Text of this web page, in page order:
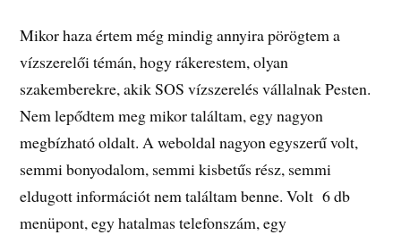
Mikor haza értem még mindig annyira pörögtem a
vízszerelői témán, hogy rákerestem, olyan
szakemberekre, akik SOS vízszerelés vállalnak Pesten.
Nem lepődtem meg mikor találtam, egy nagyon
megbízható oldalt. A weboldal nagyon egyszerű volt,
semmi bonyodalom, semmi kisbetűs rész, semmi
eldugott információt nem találtam benne. Volt 6 db
menüpont, egy hatalmas telefonszám, egy